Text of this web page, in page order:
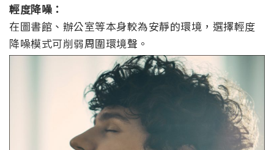
輕度降噪：
在圖書館、辦公室等本身較為安靜的環境，選擇輕度
降噪模式可削弱周圍環境聲。